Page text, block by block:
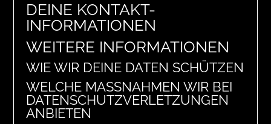
DEINE KONTAKT-
INFORMATIONEN
WEITERE INFORMATIONEN
WIE WIR DEINE DATEN SCHÜTZEN
WELCHE MASSNAHMEN WIR BEI D
ATENSCHUTZVERLETZUNGEN A
NBIETEN